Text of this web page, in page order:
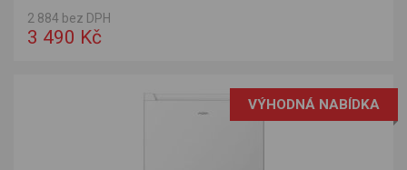
2 884 bez DPH
3 490 Kč
VÝHODNÁ NABÍDKA